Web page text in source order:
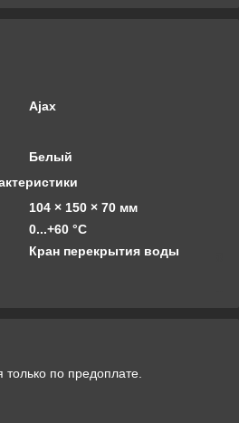
Ajax
Белый
104 × 150 × 70 мм
0...+60 °С
Кран перекрытия воды
только по предоплате.